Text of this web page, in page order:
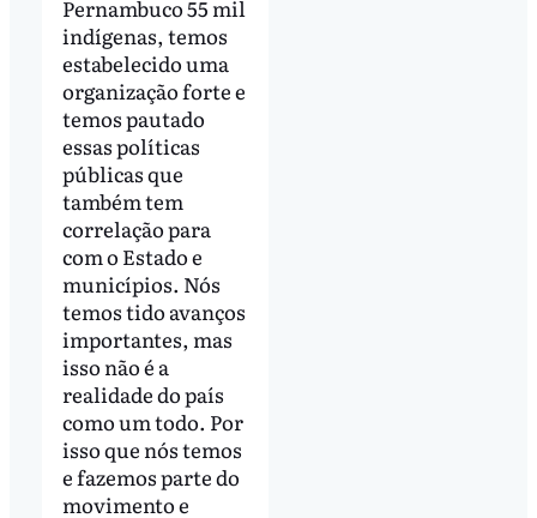
Pernambuco 55 mil
indígenas, temos
estabelecido uma
organização forte e
temos pautado
essas políticas
públicas que
também tem
correlação para
com o Estado e
municípios. Nós
temos tido avanços
importantes, mas
isso não é a
realidade do país
como um todo. Por
isso que nós temos
e fazemos parte do
movimento e